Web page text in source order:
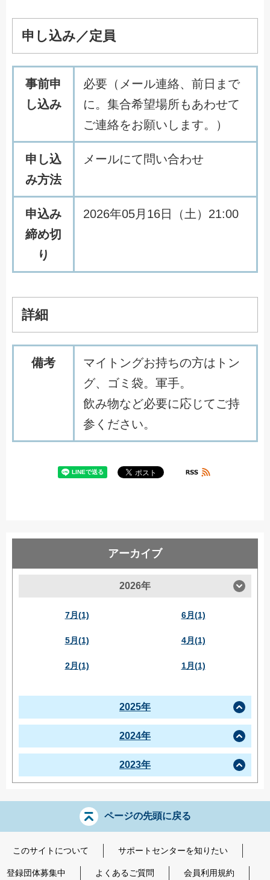
申し込み／定員
事前申
し込み
必要（メール連絡、前日まで
に。集合希望場所もあわせて
ご連絡をお願いします。）
申し込
み方法
メールにて問い合わせ
申込み
締め切
り
2026年05月16日（土）21:00
詳細
備考
マイトングお持ちの方はトン
グ、ゴミ袋。軍手。
飲み物など必要に応じてご持
参ください。
アーカイブ
2026年
7月(1) 6月(1)
5月(1) 4月(1)
2月(1) 1月(1)
2025年
2024年
2023年
ページの先頭に戻る
このサイトについて サポートセンターを知りたい
登録団体募集中 よくあるご質問 会員利用規約